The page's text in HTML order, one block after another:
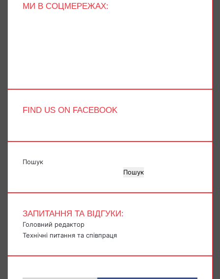
МИ В СОЦМЕРЕЖАХ:
FIND US ON FACEBOOK
Пошук
Пошук
ЗАПИТАННЯ ТА ВІДГУКИ:
Головний редактор
Технічні питання та співпраця